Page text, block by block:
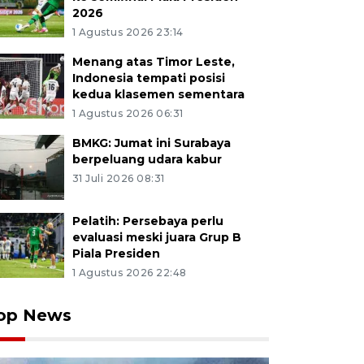
2026
1 Agustus 2026 23:14
Menang atas Timor Leste,
Indonesia tempati posisi
kedua klasemen sementara
1 Agustus 2026 06:31
BMKG: Jumat ini Surabaya
berpeluang udara kabur
31 Juli 2026 08:31
Pelatih: Persebaya perlu
evaluasi meski juara Grup B
Piala Presiden
1 Agustus 2026 22:48
News